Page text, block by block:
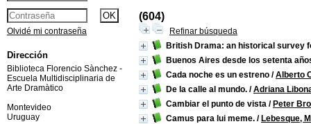
(604)
Refinar búsqueda
British Drama: an historical survey
Buenos Aires desde los setenta
Cada noche es un estreno /Alberto
De la calle al mundo. /Adriana
Cambiar el punto de vista / Peter
Camus para lui meme. / Lebesque,
Olvidé mi contraseña
Dirección
Biblioteca Florencio Sànchez -
Escuela Multidisciplinaria de
Arte Dramàtico
Montevideo
Uruguay